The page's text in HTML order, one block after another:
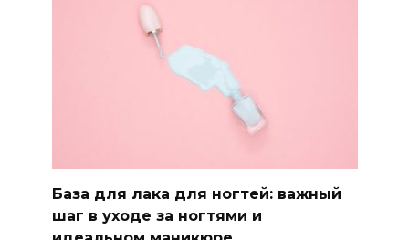
База для лака для ногтей: важный
шаг в уходе за ногтями и